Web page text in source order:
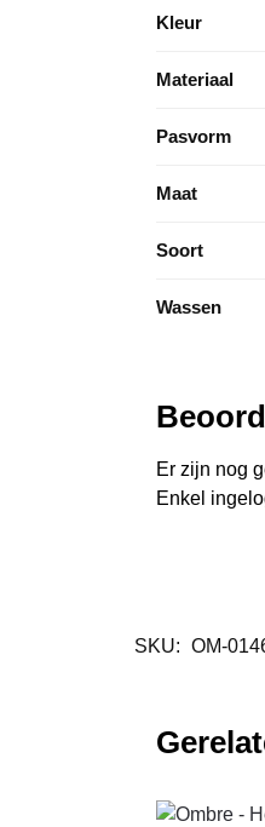
Kleur
Materiaal
Pasvorm
Maat
Soort
Wassen
Er zijn nog
Enkel
SKU: OM-